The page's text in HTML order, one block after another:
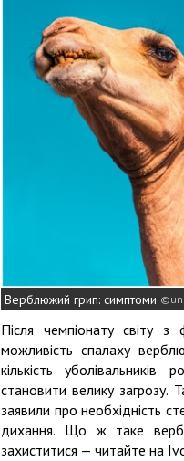
Верблюжий грип: симптоми
Після чемпіонату світу з
можливість спалаху
кількість
становити велику загрозу.
заявили про необхідність
дихання. Що ж таке
захиститися — читайте на